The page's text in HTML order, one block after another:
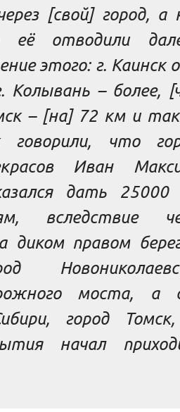
[свой] город,
её отводили
этого: г. Каинск
Колывань – более,
– [на] 72 км и так
что
Иван
дать 25000
вследствие
диком правом
моста, а
город
начал